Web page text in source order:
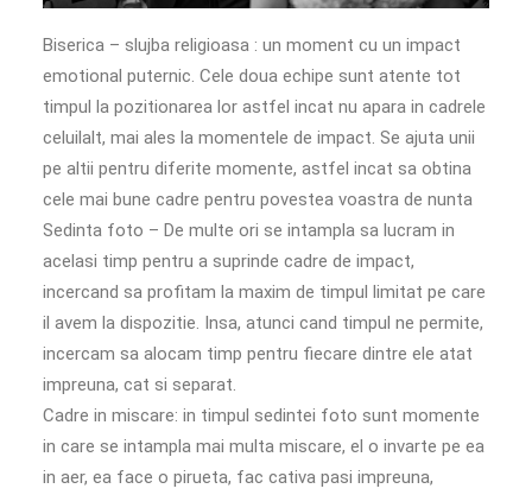
Biserica – slujba religioasa : un moment cu un impact
emotional puternic. Cele doua echipe sunt atente tot
timpul la pozitionarea lor astfel incat nu apara in cadrele
celuilalt, mai ales la momentele de impact. Se ajuta unii
pe altii pentru diferite momente, astfel incat sa obtina
cele mai bune cadre pentru povestea voastra de nunta
Sedinta foto – De multe ori se intampla sa lucram in
acelasi timp pentru a suprinde cadre de impact,
incercand sa profitam la maxim de timpul limitat pe care
il avem la dispozitie. Insa, atunci cand timpul ne permite,
incercam sa alocam timp pentru fiecare dintre ele atat
impreuna, cat si separat.
Cadre in miscare: in timpul sedintei foto sunt momente
in care se intampla mai multa miscare, el o invarte pe ea
in aer, ea face o pirueta, fac cativa pasi impreuna,